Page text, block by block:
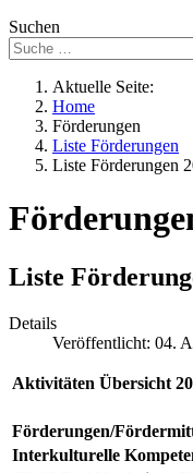
Suchen
Aktuelle Seite:
Home
Förderungen
Liste Förderungen
Liste Förderungen
Liste
Details
Veröffentlicht: 04.
Aktivitäten Übersicht
Förderungen/
Interkulturelle